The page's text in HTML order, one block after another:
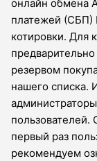
онлайн обмена
платежей (СБП)
котировки. Для
резервом
нашего списка.
пользователей.
первый раз
рекомендуем